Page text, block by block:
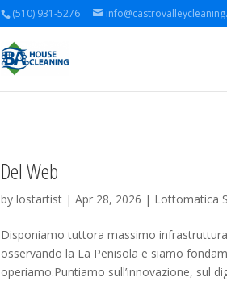
(510) 931-5276
Del Web
by lostartist | Apr 28, 2026 | Lottomatica
Disponiamo tuttora massimo
osservando la La Penisola e siamo
operiamo.Puntiamo sull’innovazione, sul